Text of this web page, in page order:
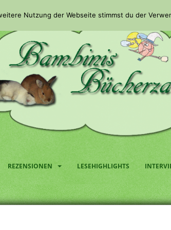
REZENSIONEN LESEHIGHLIGHTS
Nutzung der Webseite stimmst du der